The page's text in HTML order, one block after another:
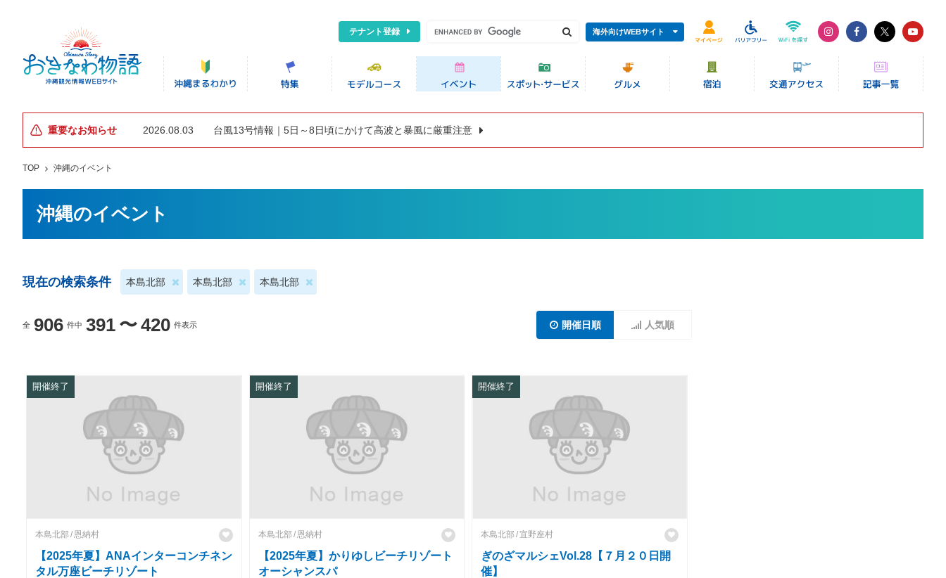
テナント登録 海外向けWEBサイト
重要なお知らせ 2026.08.03 台風13号情報｜5日～8日頃にかけて高波と暴風に厳重注意
TOP 沖縄のイベント
沖縄のイベント
現在の検索条件 本島北部 本島北部 本島北部
全 906 件中 391 〜420 件表示 開催日順 人気順
開催終了
本島北部 恩納村
【2025年夏】ANAインターコンチネン
タル万座ビーチリゾート
開催終了
本島北部 恩納村
【2025年夏】かりゆしビーチリゾート
オーシャンスパ
開催終了
本島北部 宜野座村
ぎのざマルシェVol.28【７月２０日開
催】